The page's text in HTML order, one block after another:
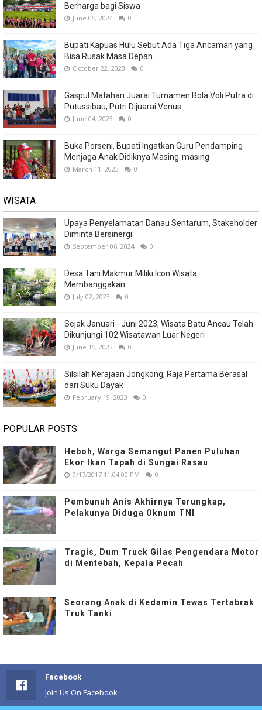
Berharga bagi Siswa
June 05, 2024 0
Bupati Kapuas Hulu Sebut Ada Tiga Ancaman yang
Bisa Rusak Masa Depan
October 22, 2023 0
Gaspul Matahari Juarai Turnamen Bola Voli Putra di
Putussibau, Putri Dijuarai Venus
June 04, 2023 0
Buka Porseni, Bupati Ingatkan Guru Pendamping
Menjaga Anak Didiknya Masing-masing
March 11, 2023 0
WISATA
Upaya Penyelamatan Danau Sentarum, Stakeholder
Diminta Bersinergi
September 06, 2024 0
Desa Tani Makmur Miliki Icon Wisata
Membanggakan
July 02, 2023 0
Sejak Januari - Juni 2023, Wisata Batu Ancau Telah
Dikunjungi 102 Wisatawan Luar Negeri
June 15, 2023 0
Silsilah Kerajaan Jongkong, Raja Pertama Berasal
dari Suku Dayak
February 19, 2023 0
POPULAR POSTS
Heboh, Warga Semangut Panen Puluhan
Ekor Ikan Tapah di Sungai Rasau
9/17/2017 11:04:00 PM 0
Pembunuh Anis Akhirnya Terungkap,
Pelakunya Diduga Oknum TNI
Tragis, Dum Truck Gilas Pengendara Motor
di Mentebah, Kepala Pecah
Seorang Anak di Kedamin Tewas Tertabrak
Truk Tanki
Facebook
Join Us On Facebook